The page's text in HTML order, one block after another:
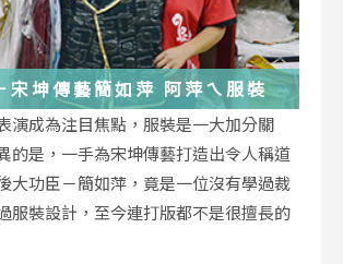
坤傳藝簡如萍 阿萍ㄟ服裝
演成為注目焦點，服裝是一大加分關
的是，一手為宋坤傳藝打造出令人稱道
大功臣－簡如萍，竟是一位沒有學過裁
服裝設計，至今連打版都不是很擅長的